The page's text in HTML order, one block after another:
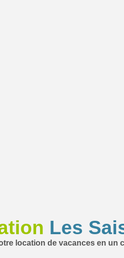
Les
location de vacances en un